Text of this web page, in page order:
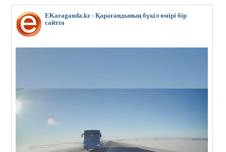
EKaraganda.kz - Қарағандының бүкіл өмірі бір
сайтта